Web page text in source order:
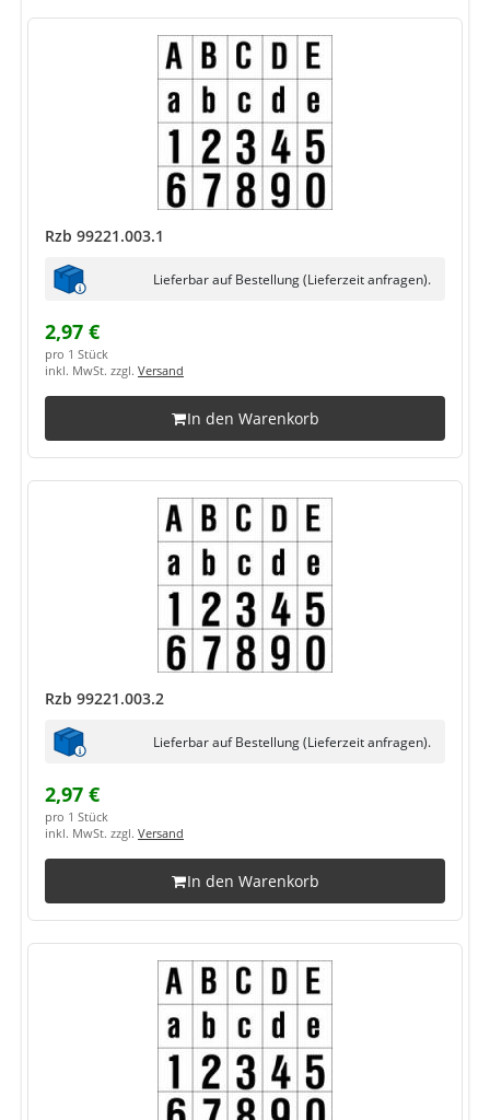
Rzb 99221.003.1
Lieferbar auf Bestellung (Lieferzeit anfragen).
2,97 €
pro 1 Stück
inkl. MwSt. zzgl. Versand
In den Warenkorb
Rzb 99221.003.2
Lieferbar auf Bestellung (Lieferzeit anfragen).
2,97 €
pro 1 Stück
inkl. MwSt. zzgl. Versand
In den Warenkorb